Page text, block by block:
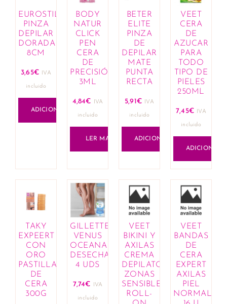
EUROSTIL
PINZA
DEPILAR
DORADA
8CM
3,65€ IVA
incluido
ADICIONAR
BODY
NATUR
CLICK
PEN
CERA
DE
PRECISIÓN
3ML
4,84€ IVA
incluido
LER MAIS
BETER
ELITE
PINZA
DE
DEPILAR
MATE
PUNTA
RECTA
5,91 € IVA
incluido
ADICIONAR
VEET
CERA
DE
AZUCAR
PARA
TODO
TIPO DE
PIELES
250ML
7,45€ IVA
incluido
ADICIONAR
TAKY
EXPEERT
CON
ORO
PASTILLA
DE
CERA
300G
GILLETTE
VENUS
OCEANA
DESECHABLES,
4 UDS
7,74€ IVA
incluido
VEET
BIKINI Y
AXILAS
CREMA
DEPILATORIA
ZONAS
SENSIBLES
ROLL-
VEET
BANDAS
DE
CERA
EXPERT
AXILAS
PIEL
NORMAL